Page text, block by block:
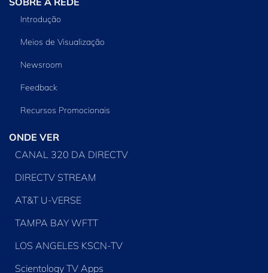
Introdução
Meios de Visualização
Newsroom
Feedback
Recursos Promocionais
ONDE VER
CANAL 320 DA DIRECTV
DIRECTV STREAM
AT&T U-VERSE
TAMPA BAY WFTT
LOS ANGELES KSCN-TV
Scientology TV Apps